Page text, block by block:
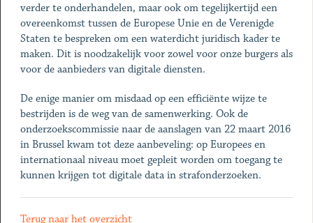
verder te onderhandelen, maar ook om tegelijkertijd een
overeenkomst tussen de Europese Unie en de Verenigde
Staten te bespreken om een waterdicht juridisch kader te
maken. Dit is noodzakelijk voor zowel voor onze burgers als
voor de aanbieders van digitale diensten.
De enige manier om misdaad op een efficiënte wijze te
bestrijden is de weg van de samenwerking. Ook de
onderzoekscommissie naar de aanslagen van 22 maart 2016
in Brussel kwam tot deze aanbeveling: op Europees en
internationaal niveau moet gepleit worden om toegang te
kunnen krijgen tot digitale data in strafonderzoeken.
Terug naar het overzicht